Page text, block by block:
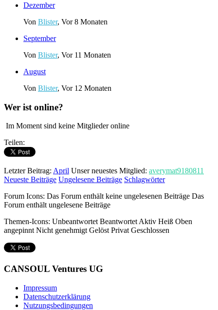
Dezember
Von Blister, Vor 8 Monaten
September
Von Blister, Vor 11 Monaten
August
Von Blister, Vor 12 Monaten
Wer ist online?
Im Moment sind keine Mitglieder online
Teilen:
Letzter Beitrag: April Unser neuestes Mitglied: averymat9180811
Neueste Beiträge Ungelesene Beiträge Schlagwörter
Forum Icons: Das Forum enthält keine ungelesenen Beiträge Das
Forum enthält ungelesene Beiträge
Themen-Icons: Unbeantwortet Beantwortet Aktiv Heiß Oben
angepinnt Nicht genehmigt Gelöst Privat Geschlossen
CANSOUL Ventures UG
Impressum
Datenschutzerklärung
Nutzungsbedingungen